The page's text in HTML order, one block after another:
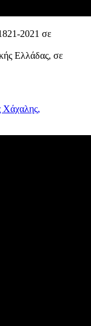
2021 σε
Ελλάδας, σε
Χάχαλης,